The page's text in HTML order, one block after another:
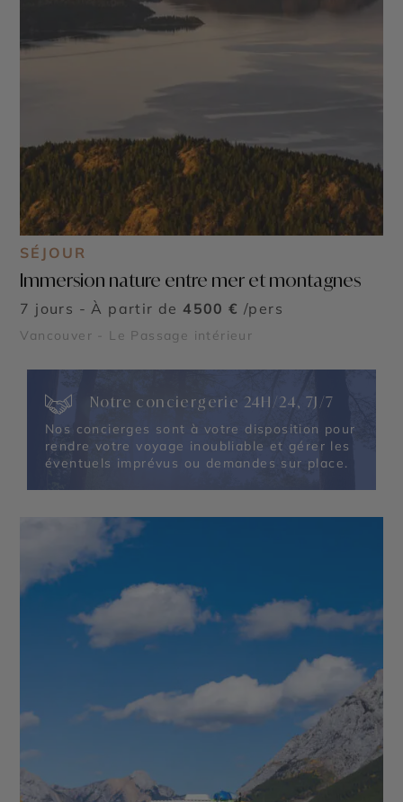
SÉJOUR
Immersion nature entre mer et montagnes
7 jours - À partir de 4500 € /pers
Vancouver - Le Passage intérieur
Notre conciergerie 24H/24, 7J/7
Nos concierges sont à votre disposition pour
rendre votre voyage inoubliable et gérer les
éventuels imprévus ou demandes sur place.